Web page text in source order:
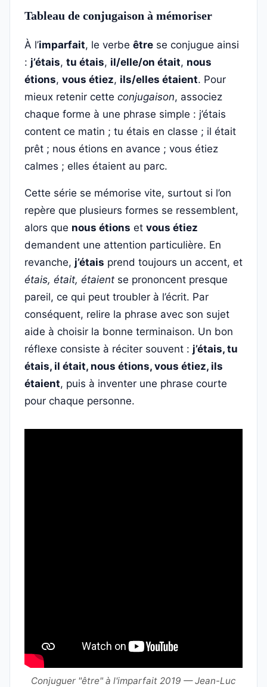
Tableau de conjugaison à mémoriser
À l’imparfait, le verbe être se conjugue ainsi
: j’étais, tu étais, il/elle/on était, nous
étions, vous étiez, ils/elles étaient. Pour
mieux retenir cette conjugaison, associez
chaque forme à une phrase simple : j’étais
content ce matin ; tu étais en classe ; il était
prêt ; nous étions en avance ; vous étiez
calmes ; elles étaient au parc.
Cette série se mémorise vite, surtout si l’on
repère que plusieurs formes se ressemblent,
alors que nous étions et vous étiez
demandent une attention particulière. En
revanche, j’étais prend toujours un accent, et
étais, était, étaient se prononcent presque
pareil, ce qui peut troubler à l’écrit. Par
conséquent, relire la phrase avec son sujet
aide à choisir la bonne terminaison. Un bon
réflexe consiste à réciter souvent : j’étais, tu
étais, il était, nous étions, vous étiez, ils
étaient, puis à inventer une phrase courte
pour chaque personne.
Conjuguer "être" à l'imparfait 2019 — Jean-Luc